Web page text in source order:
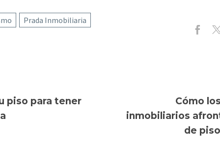
Prada Inmobiliaria
piso para tener
Cómo
inmobiliarios
de